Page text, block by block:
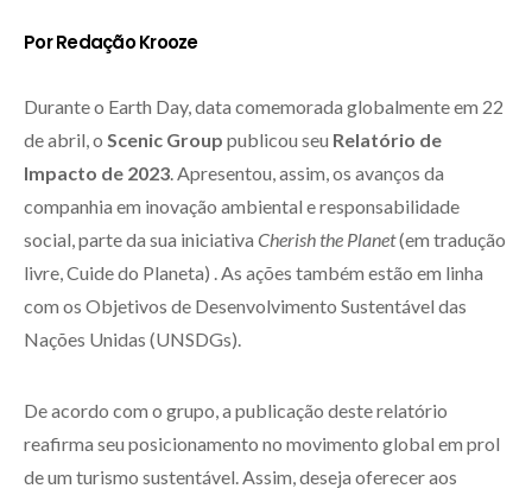
Por Redação Krooze
Durante o Earth Day, data comemorada globalmente em 22
de abril, o Scenic Group publicou seu Relatório de
Impacto de 2023 . Apresentou, assim, os avanços da
companhia em inovação ambiental e responsabilidade
social, parte da sua iniciativa Cherish the Planet(em tradução
livre, Cuide do Planeta) . As ações também estão em linha
com os Objetivos de Desenvolvimento Sustentável das
Nações Unidas (UNSDGs).
De acordo com o grupo, a publicação deste relatório
reafirma seu posicionamento no movimento global em prol
de um turismo sustentável. Assim, deseja oferecer aos